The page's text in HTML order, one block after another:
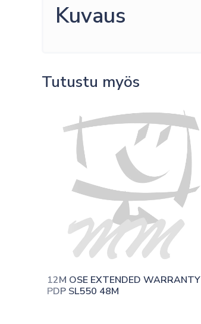
Kuvaus
Tutustu myös
12M OSE EXTENDED WARRANTY
PDP SL550 48M